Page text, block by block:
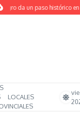
da un paso histórico
LOCALES